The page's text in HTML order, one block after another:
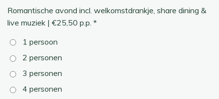
Romantische avond incl. welkomstdrankje, share dining &
live muziek | €25,50 p.p. *
1 persoon
2 personen
3 personen
4 personen